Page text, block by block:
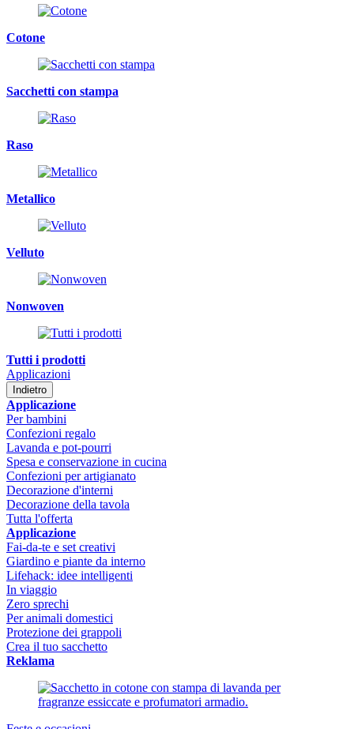
Cotone
Sacchetti con stampa
Raso
Metallico
Velluto
Nonwoven
Tutti i prodotti
Applicazioni
Indietro
Applicazione
Per bambini
Confezioni regalo
Lavanda e pot-pourri
Spesa e conservazione in cucina
Confezioni per artigianato
Decorazione d'interni
Decorazione della tavola
Tutta l'offerta
Applicazione
Fai-da-te e set creativi
Giardino e piante da interno
Lifehack: idee intelligenti
In viaggio
Zero sprechi
Per animali domestici
Protezione dei grappoli
Crea il tuo sacchetto
Reklama